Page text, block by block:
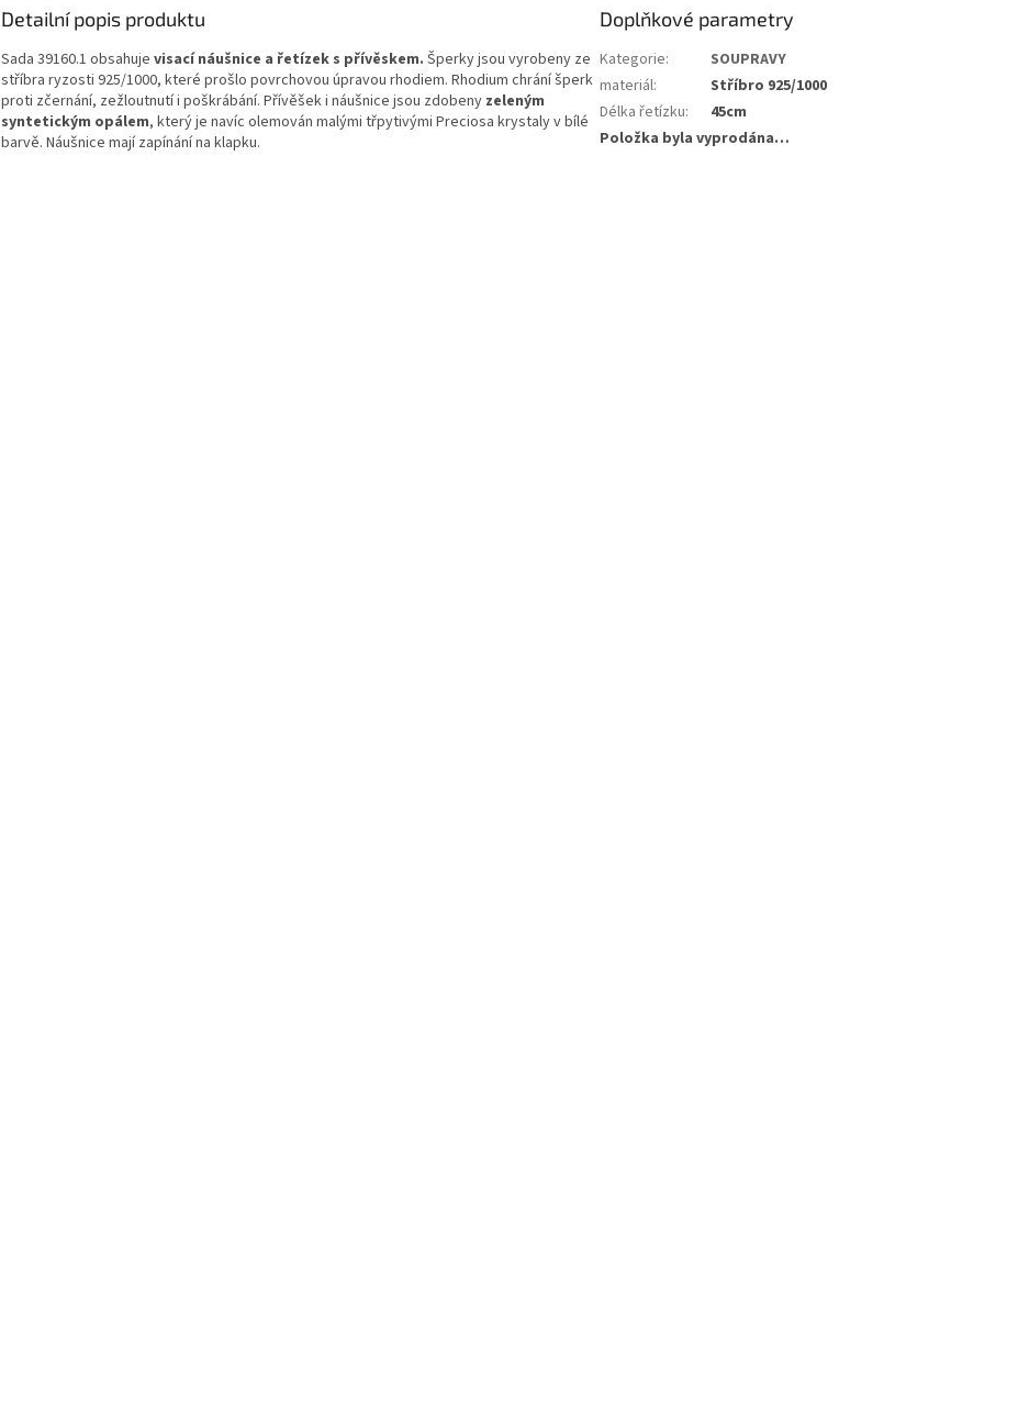
Detailní popis produktu
Sada 39160.1 obsahuje visací náušnice a řetízek s přívěskem. Šperky jsou vyrobeny ze
stříbra ryzosti 925/1000, které prošlo povrchovou úpravou rhodiem. Rhodium chrání šperk
proti zčernání, zežloutnutí i poškrábání. Přívěšek i náušnice jsou zdobeny zeleným
syntetickým opálem, který je navíc olemován malými třpytivými Preciosa krystaly v bílé
barvě. Náušnice mají zapínání na klapku.
Doplňkové parametry
Kategorie:
SOUPRAVY
materiál:
Stříbro 925/1000
Délka řetízku:
45cm
Položka byla vyprodána…